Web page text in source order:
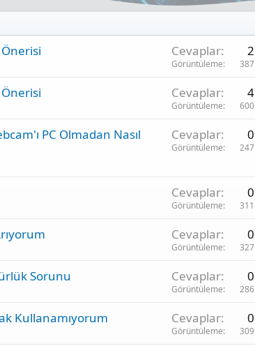
Cevaplar 2
Görüntüleme 387
Cevaplar 4
Görüntüleme 600
PC Olmadan Nasıl
Cevaplar 0
Görüntüleme 247
Cevaplar 0
Görüntüleme 311
Cevaplar 0
Görüntüleme 327
Sorunu Cevaplar 0
Görüntüleme 286
Kullanamıyorum Cevaplar 0
Görüntüleme 309